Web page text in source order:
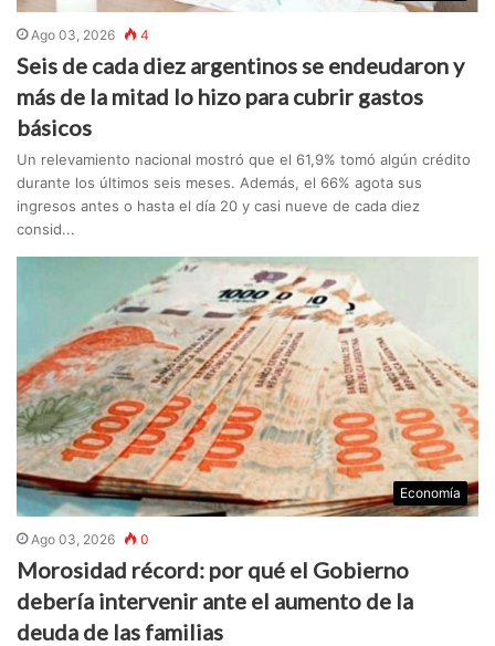
Ago 03, 2026 4
Seis de cada diez argentinos se endeudaron y
más de la mitad lo hizo para cubrir gastos
básicos
Un relevamiento nacional mostró que el 61,9% tomó algún crédito
durante los últimos seis meses. Además, el 66% agota sus
ingresos antes o hasta el día 20 y casi nueve de cada diez
consid...
Economía
Ago 03, 2026 0
Morosidad récord: por qué el Gobierno
debería intervenir ante el aumento de la
deuda de las familias